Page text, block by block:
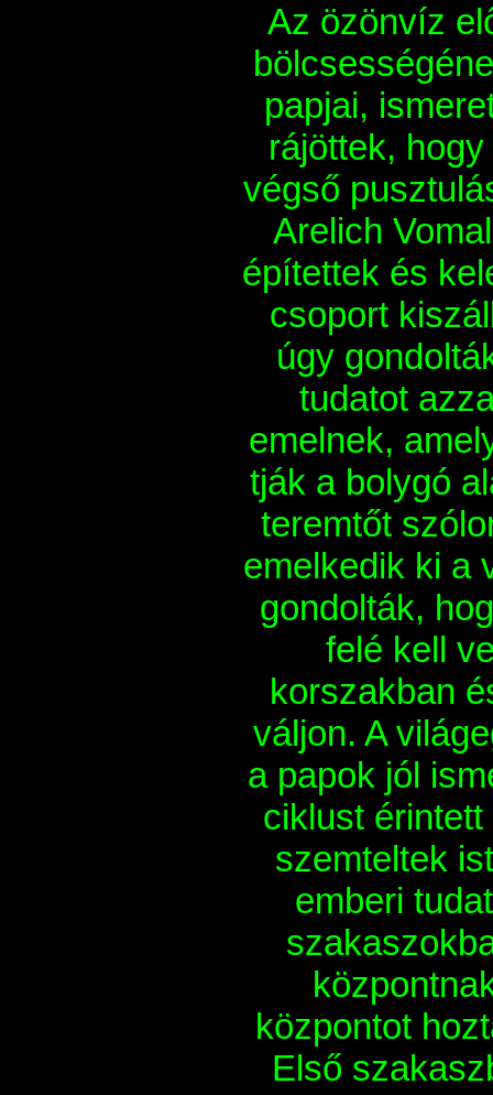
Az özönví­z
papjai,
rájöttek,
végső
Arelich
épí­tettek és
csoport
úgy
tudatot
emelnek,
tják a bolygó
teremtőt
emelkedik ki a
gondolták,
felé kell
korszakban
váljon. A
a papok jól
ciklust
szemteltek
emberi
központot
Első